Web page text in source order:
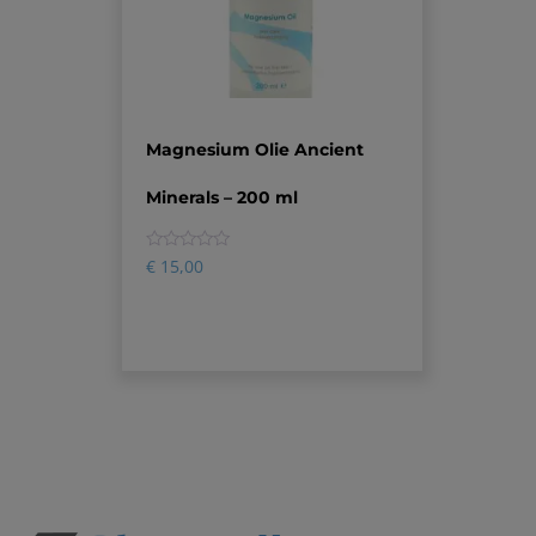
Magnesium Olie Ancient
Minerals – 200 ml
0
€ 15,00